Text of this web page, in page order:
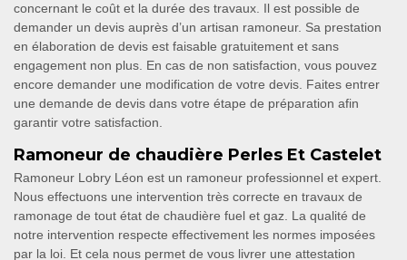
concernant le coût et la durée des travaux. Il est possible de
demander un devis auprès d’un artisan ramoneur. Sa prestation
en élaboration de devis est faisable gratuitement et sans
engagement non plus. En cas de non satisfaction, vous pouvez
encore demander une modification de votre devis. Faites entrer
une demande de devis dans votre étape de préparation afin
garantir votre satisfaction.
Ramoneur de chaudière Perles Et Castelet
Ramoneur Lobry Léon est un ramoneur professionnel et expert.
Nous effectuons une intervention très correcte en travaux de
ramonage de tout état de chaudière fuel et gaz. La qualité de
notre intervention respecte effectivement les normes imposées
par la loi. Et cela nous permet de vous livrer une attestation